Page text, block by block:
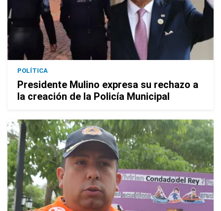
POLÍTICA
Presidente Mulino expresa su rechazo a
la creación de la Policía Municipal